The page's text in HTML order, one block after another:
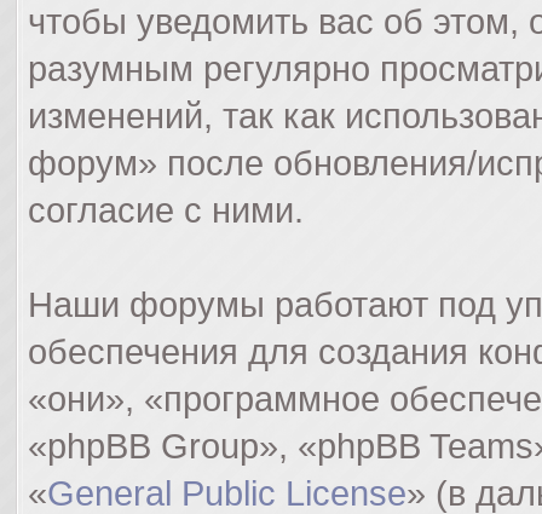
чтобы уведомить вас об
разумным регулярно
изменений, так как
форум» после обновления/
согласие с ними.
Наши форумы работают под
обеспечения для создания
«они», «программное
«phpBB Group», «phpBB
«General Public License» (в